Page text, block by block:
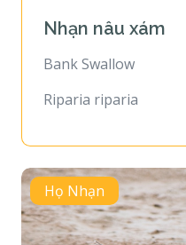
Nhạn nâu xám
Bank Swallow
Riparia riparia
Họ Nhạn